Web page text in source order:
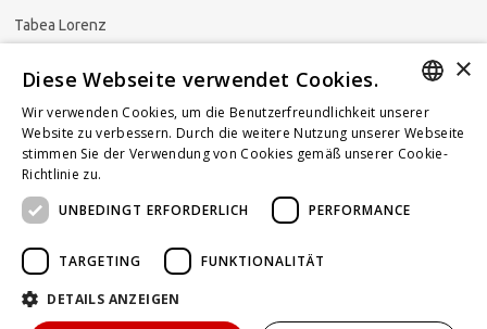
Tabea Lorenz
Newsletter abonnieren
Powered by KOMUNIQUE hello@taxlawblog.ch
GERMAN
FRENCH
×
Diese Webseite verwendet Cookies.
Wir verwenden Cookies, um die Benutzerfreundlichkeit unserer
Website zu verbessern. Durch die weitere Nutzung unserer Webseite
stimmen Sie der Verwendung von Cookies gemäß unserer Cookie-
Richtlinie zu.
UNBEDINGT ERFORDERLICH
PERFORMANCE
TARGETING FUNKTIONALITÄT
DETAILS ANZEIGEN